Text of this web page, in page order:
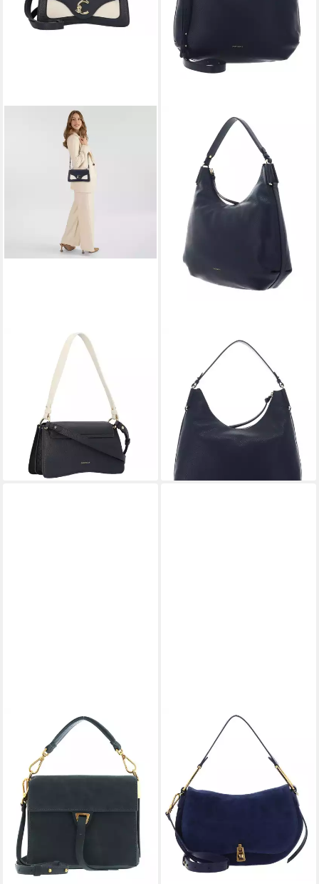
COCCINELLE
Schultertasche C-Me, Leder
290,04 €
UVP 360,00 €
lieferbar - in 2-3 Werktagen bei dir
Schultertasche Handbag
Grained Leather, aus echtem
Rindsleder
316,00 €
370,00 €
-15%
lieferbar - in 2-3 Werktagen bei dir